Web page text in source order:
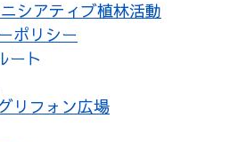
シアティブ植林活動
ポリシー
ート
リフォン広場